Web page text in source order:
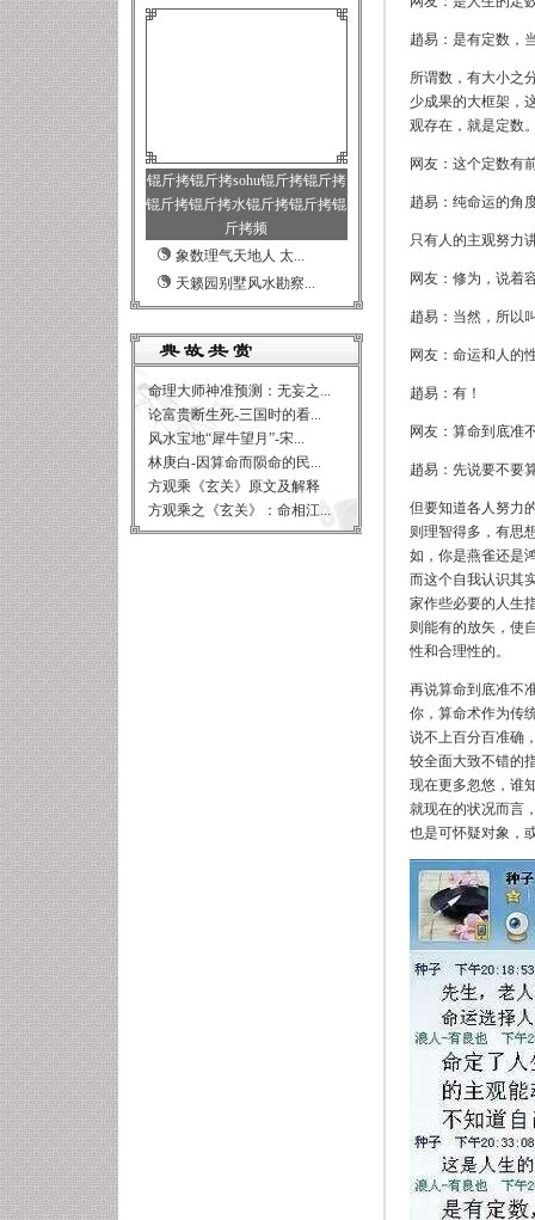
锟斤拷锟斤拷sohu锟斤拷锟斤拷
锟斤拷锟斤拷水锟斤拷锟斤拷锟
斤拷频
象数理气天地人 太...
天籁园别墅风水勘察...
命理大师神准预测：无妄之...
论富贵断生死-三国时的看...
风水宝地“犀牛望月”-宋...
林庚白-因算命而陨命的民...
方观乘《玄关》原文及解释
方观乘之《玄关》：命相江...
趙易：是有定数，
所谓数，有大小之
少成果的大框架，
观存在，就是定数
网友：这个定数有
趙易：纯命运的角
只有人的主观努力
网友：修为，说着
趙易：当然，所以
网友：命运和人的
趙易：有！
网友：算命到底准
趙易：先说要不要
但要知道各人努力
则理智得多，有思
如，你是燕雀还是
而这个自我认识其
家作些必要的人生
则能有的放矢，使
性和合理性的。
再说算命到底准不
你，算命术作为传
说不上百分百准确
较全面大致不错的
现在更多忽悠，谁
就现在的状况而言
也是可怀疑对象，